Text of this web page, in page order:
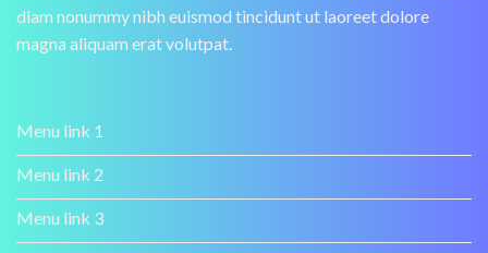
diam nonummy nibh euismod tincidunt ut laoreet dolore
magna aliquam erat volutpat.
Menu link 1
Menu link 2
Menu link 3